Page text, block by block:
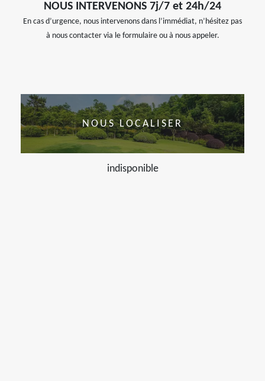
NOUS INTERVENONS 7j/7 et 24h/24
En cas d’urgence, nous intervenons dans l’immédiat, n’hésitez pas
à nous contacter via le formulaire ou à nous appeler.
NOUS LOCALISER
indisponible